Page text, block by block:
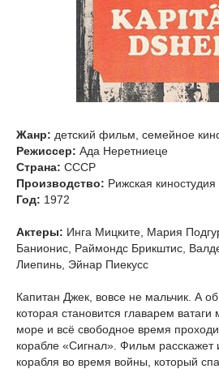
Жанр: детский фильм, семейное
Режиссер: Ада Неретниеце
Страна: СССР
Производство: Рижская киностудия
Год: 1972
Актеры: Инга Мицките, Мария
Банионис, Раймондс Брикштис,
Лиепинь, Эйнар Пиекусс
Капитан Джек, вовсе не мальчик. А
которая становится главарем
море и всё свободное время
корабле «Сигнал». Фильм расскажет
корабля во время войны, который